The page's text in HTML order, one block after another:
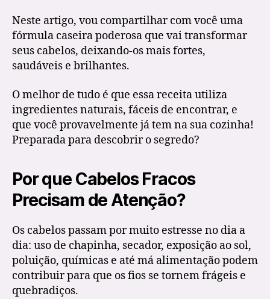
Neste artigo, vou compartilhar com você uma
fórmula caseira poderosa que vai transformar
seus cabelos, deixando-os mais fortes,
saudáveis e brilhantes.
O melhor de tudo é que essa receita utiliza
ingredientes naturais, fáceis de encontrar, e
que você provavelmente já tem na sua cozinha!
Preparada para descobrir o segredo?
Por que Cabelos Fracos
Precisam de Atenção?
Os cabelos passam por muito estresse no dia a
dia: uso de chapinha, secador, exposição ao sol,
poluição, químicas e até má alimentação podem
contribuir para que os fios se tornem frágeis e
quebradiços.